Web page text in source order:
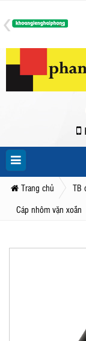
Trang chủ TB
Cáp nhôm vặn xoắn